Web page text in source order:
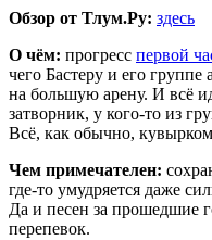
Обзор от Тлум.Ру: здесь
О чём: прогресс первой
чего Бастеру и его группе
на большую арену. И всё
затворник, у кого-то из
Всё, как обычно,
Чем примечателен:
где-то умудряется даже
Да и песен за прошедшие
перепевок.